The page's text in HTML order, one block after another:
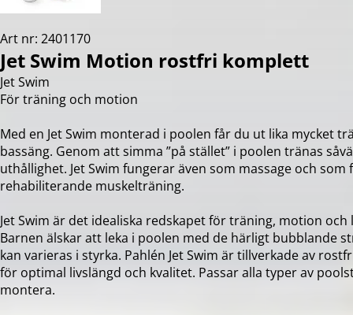
Art nr: 2401170
Jet Swim Motion rostfri komplett
Jet Swim
För träning och motion
Med en Jet Swim monterad i poolen får du ut lika mycket
bassäng. Genom att simma ”på stället” i poolen tränas
uthållighet. Jet Swim fungerar även som massage och
rehabiliterande muskelträning.
Jet Swim är det idealiska redskapet för träning, motion och
Barnen älskar att leka i poolen med de härligt bubblande
kan varieras i styrka. Pahlén Jet Swim är tillverkade av
för optimal livslängd och kvalitet. Passar alla typer av
montera.